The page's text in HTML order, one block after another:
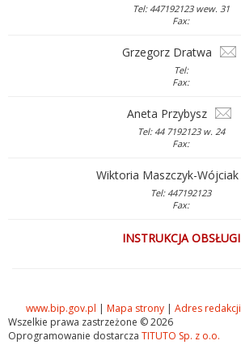
Tel: 447192123 wew. 31
Fax:
Grzegorz Dratwa
Tel:
Fax:
Aneta Przybysz
Tel: 44 7192123 w. 24
Fax:
Wiktoria Maszczyk-Wójciak
Tel: 447192123
Fax:
INSTRUKCJA OBSŁUGI
www.bip.gov.pl | Mapa strony | Adres redakcji
Wszelkie prawa zastrzeżone © 2026
Oprogramowanie dostarcza TITUTO Sp. z o.o.